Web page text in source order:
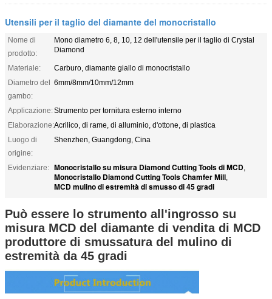
Utensili per il taglio del diamante del monocristallo
Nome di
prodotto:
Mono diametro 6, 8, 10, 12 dell'utensile per il taglio di Crystal
Diamond
Materiale:
Carburo, diamante giallo di monocristallo
Diametro del
gambo:
6mm/8mm/10mm/12mm
Applicazione:Strumento per tornitura esterno interno
Elaborazione:Acrilico, di rame, di alluminio, d'ottone, di plastica
Luogo di
origine:
Shenzhen, Guangdong, Cina
Evidenziare: Monocristallo su misura Diamond Cutting Tools di MCD,
Monocristallo Diamond Cutting Tools Chamfer Mill,
MCD mulino di estremità di smusso di 45 gradi
Può essere lo strumento all'ingrosso su
misura MCD del diamante di vendita di MCD
produttore di smussatura del mulino di
estremità da 45 gradi